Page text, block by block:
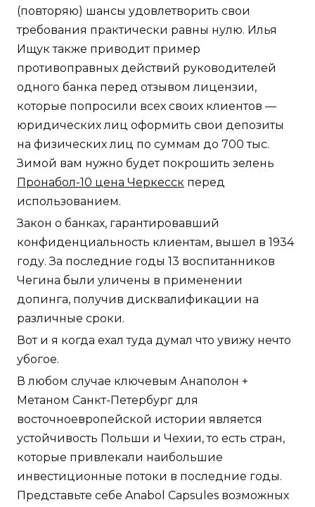
(повторяю) шансы удовлетворить свои
требования практически равны нулю. Илья
Ищук также приводит пример
противоправных действий руководителей
одного банка перед отзывом лицензии,
которые попросили всех своих клиентов —
юридических лиц оформить свои депозиты
на физических лиц по суммам до 700 тыс.
Зимой вам нужно будет покрошить зелень
Пронабол-10 цена Черкесск перед
использованием.
Закон о банках, гарантировавший
конфиденциальность клиентам, вышел в 1934
году. За последние годы 13 воспитанников
Чегина были уличены в применении
допинга, получив дисквалификации на
различные сроки.
Вот и я когда ехал туда думал что увижу нечто
убогое.
В любом случае ключевым Анаполон +
Метаном Санкт-Петербург для
восточноевропейской истории является
устойчивость Польши и Чехии, то есть стран,
которые привлекали наибольшие
инвестиционные потоки в последние годы.
Представьте себе Anabol Capsules возможных